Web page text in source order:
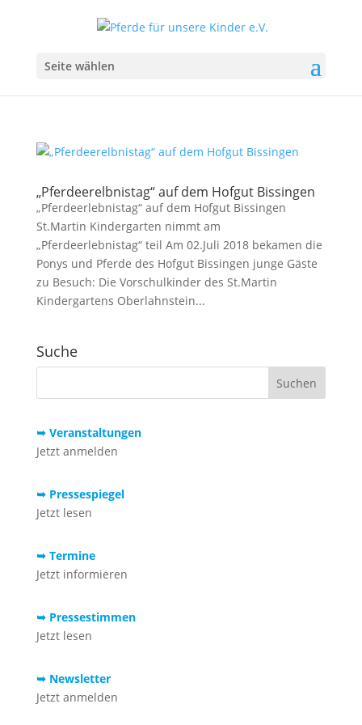
Seite wählen
„Pferdeerelbnistag“ auf dem Hofgut Bissingen
„Pferdeerlebnistag“ auf dem Hofgut Bissingen
St.Martin Kindergarten nimmt am
„Pferdeerlebnistag“ teil Am 02.Juli 2018 bekamen die
Ponys und Pferde des Hofgut Bissingen junge Gäste
zu Besuch: Die Vorschulkinder des St.Martin
Kindergartens Oberlahnstein...
Suche
➥ Veranstaltungen
Jetzt anmelden
➥ Pressespiegel
Jetzt lesen
➥ Termine
Jetzt informieren
➥ Pressestimmen
Jetzt lesen
➥ Newsletter
Jetzt anmelden